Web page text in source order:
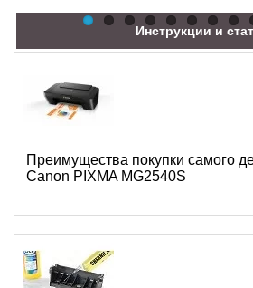
Инструкции и
Преимущества покупки самого
Canon PIXMA MG2540S